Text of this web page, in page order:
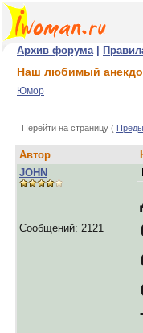
Архив форума|
Наш любимый
Юмор
Перейти на страницу (
Автор
JOHN
Сообщений: 2121